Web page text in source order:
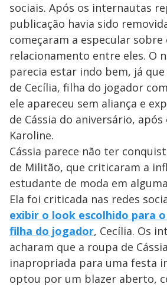
sociais. Após os internautas
publicação havia sido
começaram a especular sobre
relacionamento entre eles. O
parecia estar indo bem, já
de Cecília, filha do jogador
ele apareceu sem aliança e
de Cássia do aniversário,
Karoline.
Cássia parece não ter
de Militão, que criticaram a
estudante de moda em
Ela foi criticada nas redes
exibir o look escolhido para
filha do jogador, Cecília. Os
acharam que a roupa de
inapropriada para uma festa
optou por um blazer aberto,